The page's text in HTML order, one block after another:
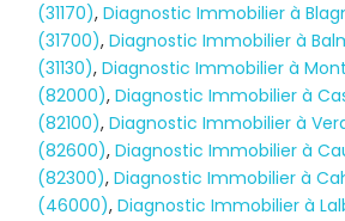
(31170),Diagnostic Immobilier à
(31700),Diagnostic Immobilier à
(31130),Diagnostic Immobilier à
(82000),Diagnostic Immobilier à
(82100),Diagnostic Immobilier à
(82600),Diagnostic Immobilier à
(82300),Diagnostic Immobilier à
(46000),Diagnostic Immobilier à